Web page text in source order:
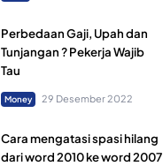
Perbedaan Gaji, Upah dan
Tunjangan ? Pekerja Wajib
Tau
Money 29 Desember 2022
Cara mengatasi spasi hilang
dari word 2010 ke word 2007